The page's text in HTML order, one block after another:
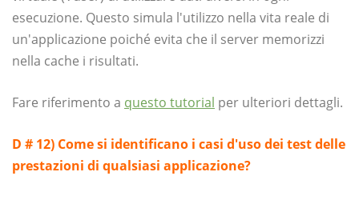
esecuzione. Questo simula l'utilizzo nella vita reale di
un'applicazione poiché evita che il server memorizzi
nella cache i risultati.
Fare riferimento a questo tutorial per ulteriori dettagli.
D # 12) Come si identificano i casi d'uso dei test delle
prestazioni di qualsiasi applicazione?